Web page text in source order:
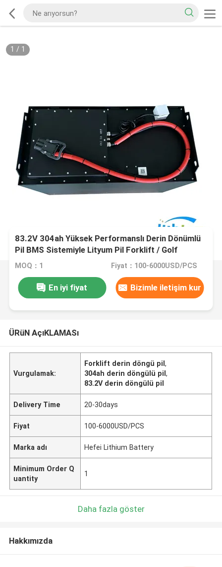
1 / 1
83.2V 304ah Yüksek Performanslı Derin Dönümlü
Pil BMS Sistemiyle Lityum Pil Forklift / Golf
Arabası için
MOQ：1 Fiyat：100-6000USD/PCS
En iyi fiyat Bizimle iletişim kur
ÜRüN AçıKLAMASı
Vurgulamak:
Forklift derin döngü pil,
304ah derin döngülü pil,
83.2V derin döngülü pil
Delivery Time 20-30days
Fiyat 100-6000USD/PCS
Marka adı Hefei Lithium Battery
Minimum Order Q
uantity
1
Daha fazla göster
Hakkımızda